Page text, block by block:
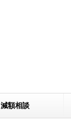
減額相談